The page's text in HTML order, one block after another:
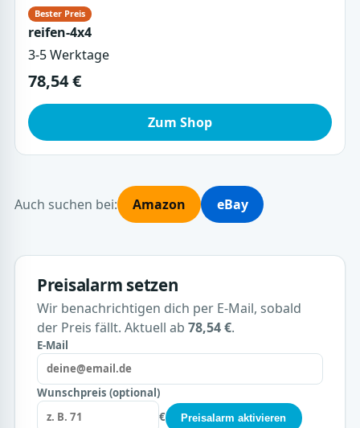
reifen-4x4
3-5 Werktage
78,54 €
Zum Shop
Auch suchen bei: Amazon eBay
Preisalarm setzen
Wir benachrichtigen dich per E-Mail, sobald
der Preis fällt. Aktuell ab 78,54 €.
E-Mail
Wunschpreis (optional)
€
Preisalarm aktivieren